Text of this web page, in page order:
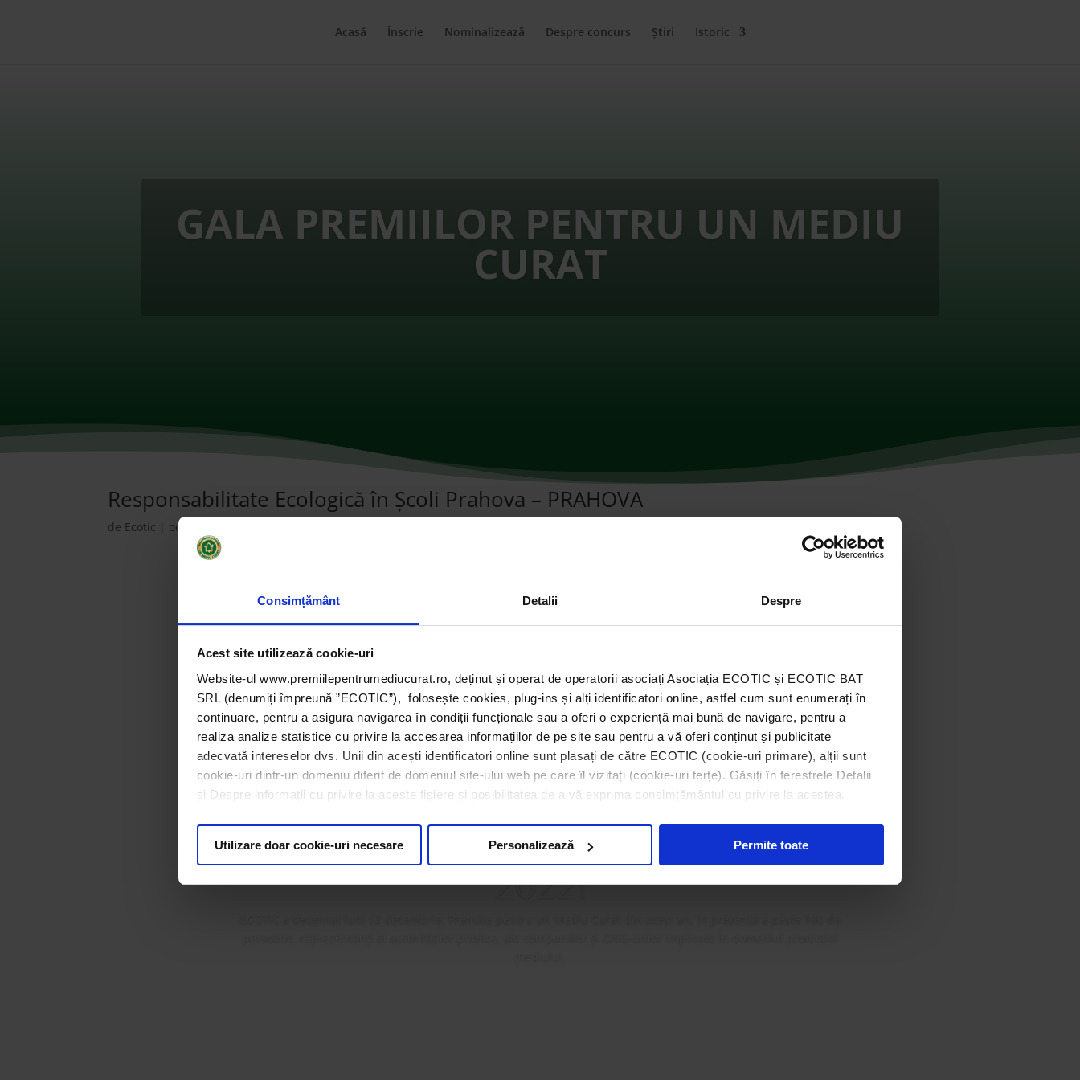
Consimțământ Detalii Despre
Acest site utilizează cookie-uri
Website-ul www.premiilepentrumediucurat.ro, deținut și operat de operatorii asociați Asociația ECOTIC și ECOTIC BAT
SRL (denumiți împreună ”ECOTIC”), folosește cookies, plug-ins și alți identificatori online, astfel cum sunt enumerați în
continuare, pentru a asigura navigarea în condiții funcționale sau a oferi o experiență mai bună de navigare, pentru a
realiza analize statistice cu privire la accesarea informațiilor de pe site sau pentru a vă oferi conținut și publicitate
adecvată intereselor dvs. Unii din acești identificatori online sunt plasați de către ECOTIC (cookie-uri primare), alții sunt
cookie-uri dintr-un domeniu diferit de domeniul site-ului web pe care îl vizitați (cookie-uri terțe). Găsiți în ferestrele Detalii
și Despre informații cu privire la aceste fișiere și posibilitatea de a vă exprima consimțământul cu privire la acestea.
Utilizare doar cookie-uri necesare Personalizează Permite toate
Acasă Înscrie Nominalizează Despre concurs Știri Istoric
GALA PREMIILOR PENTRU UN MEDIU
CURAT
Responsabilitate Ecologică în Școli Prahova – PRAHOVA
de Ecotic | oct. 28, 2021
ECOTIC a premiat câștigătorii din Gala
Premiilor pentru un Mediu Curat
2022!